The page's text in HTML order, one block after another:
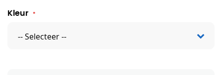
Kleur